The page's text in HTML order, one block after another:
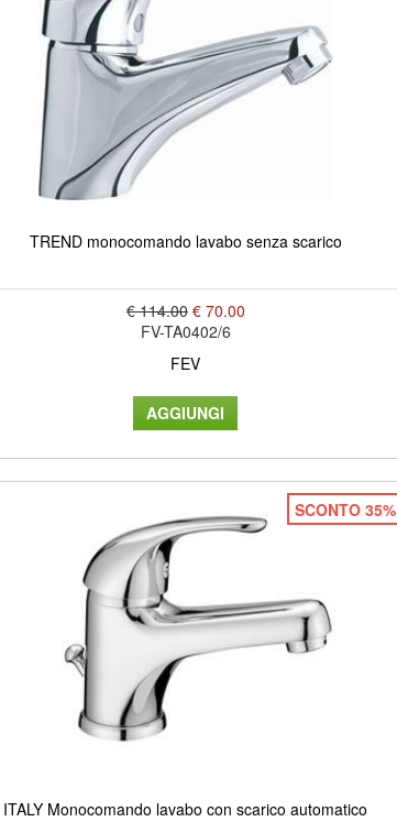
TREND monocomando lavabo senza scarico
€ 114.00 € 70.00
FV-TA0402/6
FEV
SCONTO 35%
ITALY Monocomando lavabo con scarico automatico